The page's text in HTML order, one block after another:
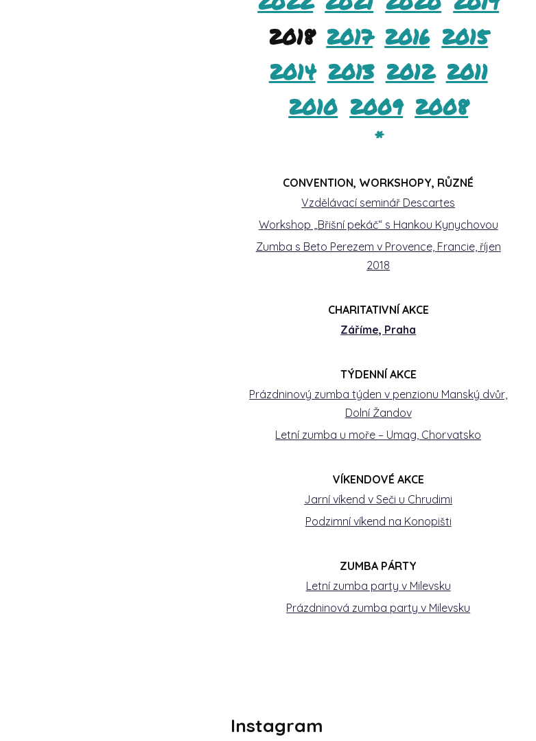
2018 2017 2016 2015
2014 2013 2012 2011
2010 2009 2008
*
CONVENTION, WORKSHOPY, RŮZNÉ
Vzdělávací seminář Descartes
Workshop „Břišní pekáč“ s Hankou Kynychovou
Zumba s Beto Perezem v Provence, Francie, říjen
2018
CHARITATIVNÍ AKCE
Záříme, Praha
TÝDENNÍ AKCE
Prázdninový zumba týden v penzionu Manský dvůr,
Dolní Žandov
Letní zumba u moře – Umag, Chorvatsko
VÍKENDOVÉ AKCE
Jarní víkend v Seči u Chrudimi
Podzimní víkend na Konopišti
ZUMBA PÁRTY
Letní zumba party v Milevsku
Prázdninová zumba party v Milevsku
Instagram